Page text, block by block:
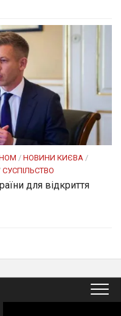
/ НОВИНИ КИЄВА /
СУСПІЛЬСТВО
для відкриття